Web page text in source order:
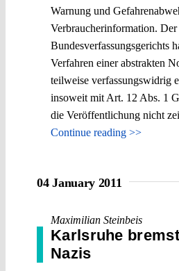
Warnung und
Verbraucherinformation. Der
Bundesverfassungsgerichts
Verfahren einer abstrakten
teilweise verfassungswidrig
insoweit mit Art. 12 Abs. 1
die Veröffentlichung nicht
Continue reading >>
04 January 2011
Maximilian Steinbeis
Karlsruhe
Nazis